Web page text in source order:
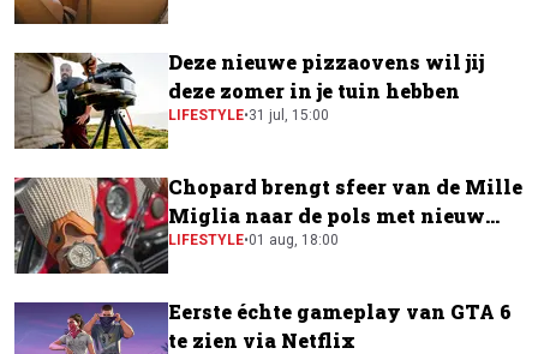
Deze nieuwe pizzaovens wil jij
deze zomer in je tuin hebben
LIFESTYLE•31 jul, 15:00
Chopard brengt sfeer van de Mille
Miglia naar de pols met nieuw
horloge
LIFESTYLE•01 aug, 18:00
Eerste échte gameplay van GTA 6
te zien via Netflix